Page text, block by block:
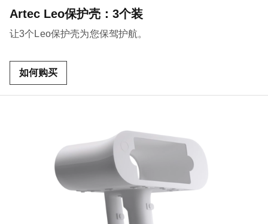
Artec Leo保护壳：3个装
让3个Leo保护壳为您保驾护航。
如何购买